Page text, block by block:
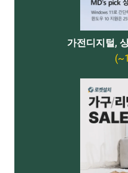
가전디지털,